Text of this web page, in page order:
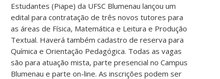
Estudantes (Piape) da UFSC Blumenau lançou um
edital para contratação de três novos tutores para
as áreas de Física, Matemática e Leitura e Produção
Textual. Haverá também cadastro de reserva para
Química e Orientação Pedagógica. Todas as vagas
são para atuação mista, parte presencial no Campus
Blumenau e parte on-line. As inscrições podem ser